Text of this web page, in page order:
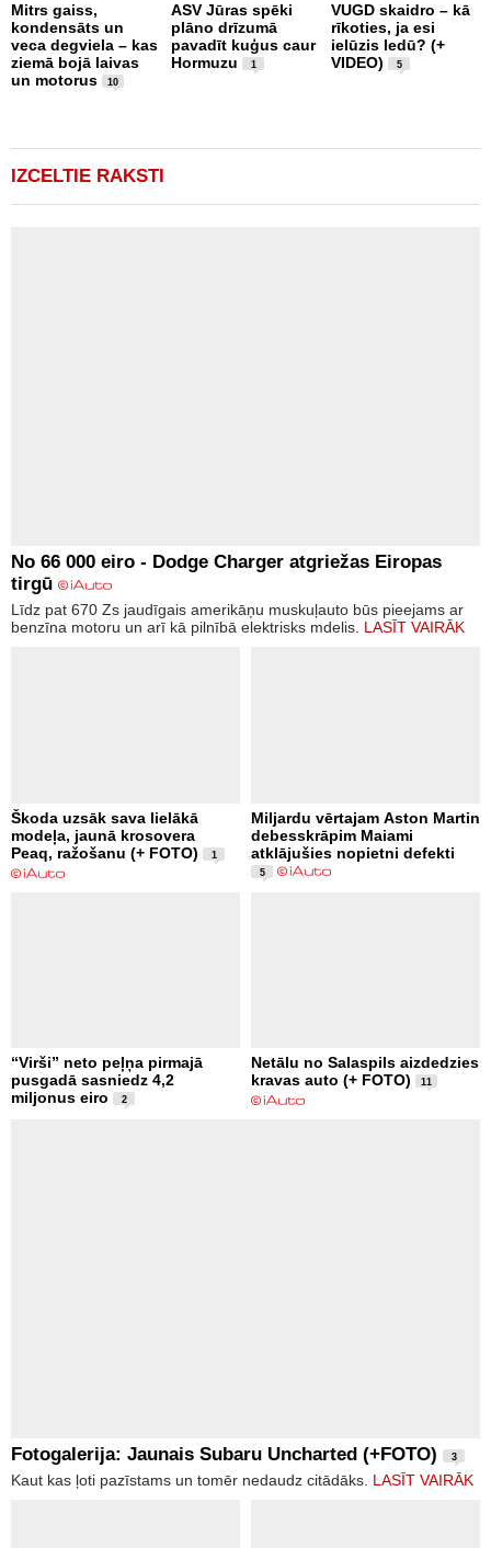
Mitrs gaiss,
kondensāts un
veca degviela – kas
ziemā bojā laivas
un motorus
10
ASV Jūras spēki
plāno drīzumā
pavadīt kuģus caur
Hormuzu
1
VUGD skaidro – kā
rīkoties, ja esi
ielūzis ledū? (+
VIDEO)
5
IZCELTIE RAKSTI
No 66 000 eiro - Dodge Charger atgriežas Eiropas
tirgū
Līdz pat 670 Zs jaudīgais amerikāņu muskuļauto būs pieejams ar
benzīna motoru un arī kā pilnībā elektrisks mdelis. LASĪT VAIRĀK
Škoda uzsāk sava lielākā
modeļa, jaunā krosovera
Peaq, ražošanu (+ FOTO)
1
Miljardu vērtajam Aston Martin
debesskrāpim Maiami
atklājušies nopietni defekti
5
“Virši” neto peļņa pirmajā
pusgadā sasniedz 4,2
miljonus eiro
2
Netālu no Salaspils aizdedzies
kravas auto (+ FOTO)
11
Fotogalerija: Jaunais Subaru Uncharted (+FOTO) 3
Kaut kas ļoti pazīstams un tomēr nedaudz citādāks. LASĪT VAIRĀK